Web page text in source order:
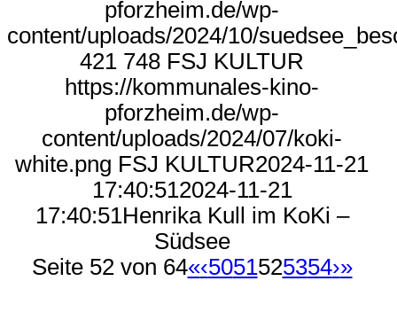
pforzheim.de/wp-
content/uploads/2024/10/
421 748 FSJ KULTUR
https://kommunales-kino-
pforzheim.de/wp-
content/uploads/2024/07/koki-
white.png FSJ KULTUR2024-11-21
17:40:512024-11-21
17:40:51Henrika Kull im KoKi –
Südsee
Seite 52 von 64«‹5051525354›»